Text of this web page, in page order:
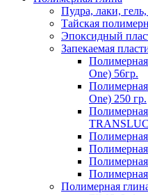
Пудра, лаки,
Тайская
Эпоксидный
Запекаемая
One) 56гр.
One) 250 гр.
Полимерная